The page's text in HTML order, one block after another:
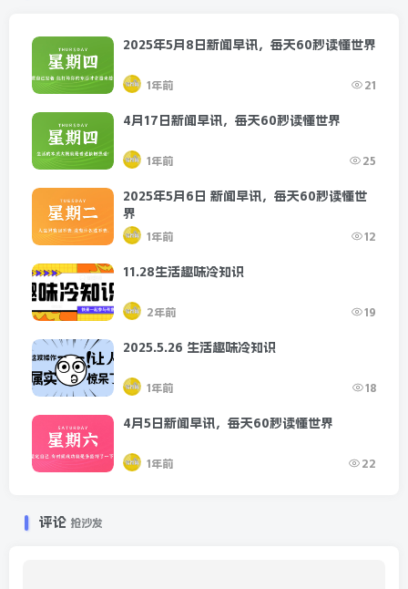
2025年5月8日新闻早讯，每天60秒读懂世界
1年前 21
4月17日新闻早讯，每天60秒读懂世界
1年前 25
2025年5月6日 新闻早讯，每天60秒读懂世
界
1年前 12
11.28生活趣味冷知识
2年前 19
2025.5.26 生活趣味冷知识
1年前 18
4月5日新闻早讯，每天60秒读懂世界
1年前 22
评论 抢沙发